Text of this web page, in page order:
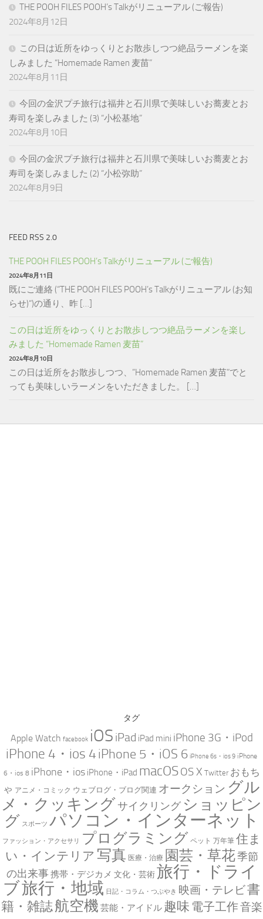
THE POOH FILES POOH’s Talkがリニューアル (ご報告)
2024年8月12日
この日は近所をゆっくりとお散歩しつつ絶品ラーメンを楽
しみました “Homemade Ramen 麦苗”
2024年8月11日
今回の金沢プチ旅行は福井と石川県で美味しいお蕎麦とお
寿司を楽しみました (3) “小松基地”
2024年8月10日
今回の金沢プチ旅行は福井と石川県で美味しいお蕎麦とお
寿司を楽しみました (2) “小松弥助”
2024年8月9日
FEED RSS 2.0
THE POOH FILES POOH’s Talkがリニューアル (ご報告)
2024年8月11日
既にご連絡 (“THE POOH FILES POOH’s Talkがリニューアル (お知
らせ)“)の通り、昨 […]
この日は近所をゆっくりとお散歩しつつ絶品ラーメンを楽し
みました “Homemade Ramen 麦苗”
2024年8月10日
この日は近所をお散歩しつつ、”Homemade Ramen 麦苗”でと
っても美味しいラーメンをいただきました。 […]
タグ
Apple Watch facebook iOS iPad iPad mini iPhone 3G・iPod
iPhone 4・ios 4iPhone 5・iOS 6 iPhone 6s・ios 9 iPhone
6・ios 8 iPhone・ios iPhone・iPad macOS OS X Twitter おもち
ゃ アニメ・コミック ウェブログ・ブログ関連 オークション グル
メ・クッキングサイクリング ショッピン
グ スポーツ パソコン・インターネット
ファッション・アクセサリ プログラミング ペット 万年筆 住ま
い・インテリア 写真 医療・治療 園芸・草花季節
の出来事携帯・デジカメ 文化・芸術 旅行・ドライ
ブ旅行・地域 日記・コラム・つぶやき 映画・テレビ書
籍・雑誌航空機 芸能・アイドル 趣味 電子工作音楽